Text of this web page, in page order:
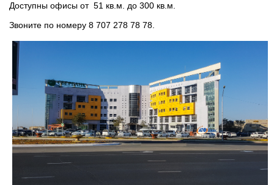
Доступны офисы от 51 кв.м. до 300 кв.м.
Звоните по номеру 8 707 278 78 78.